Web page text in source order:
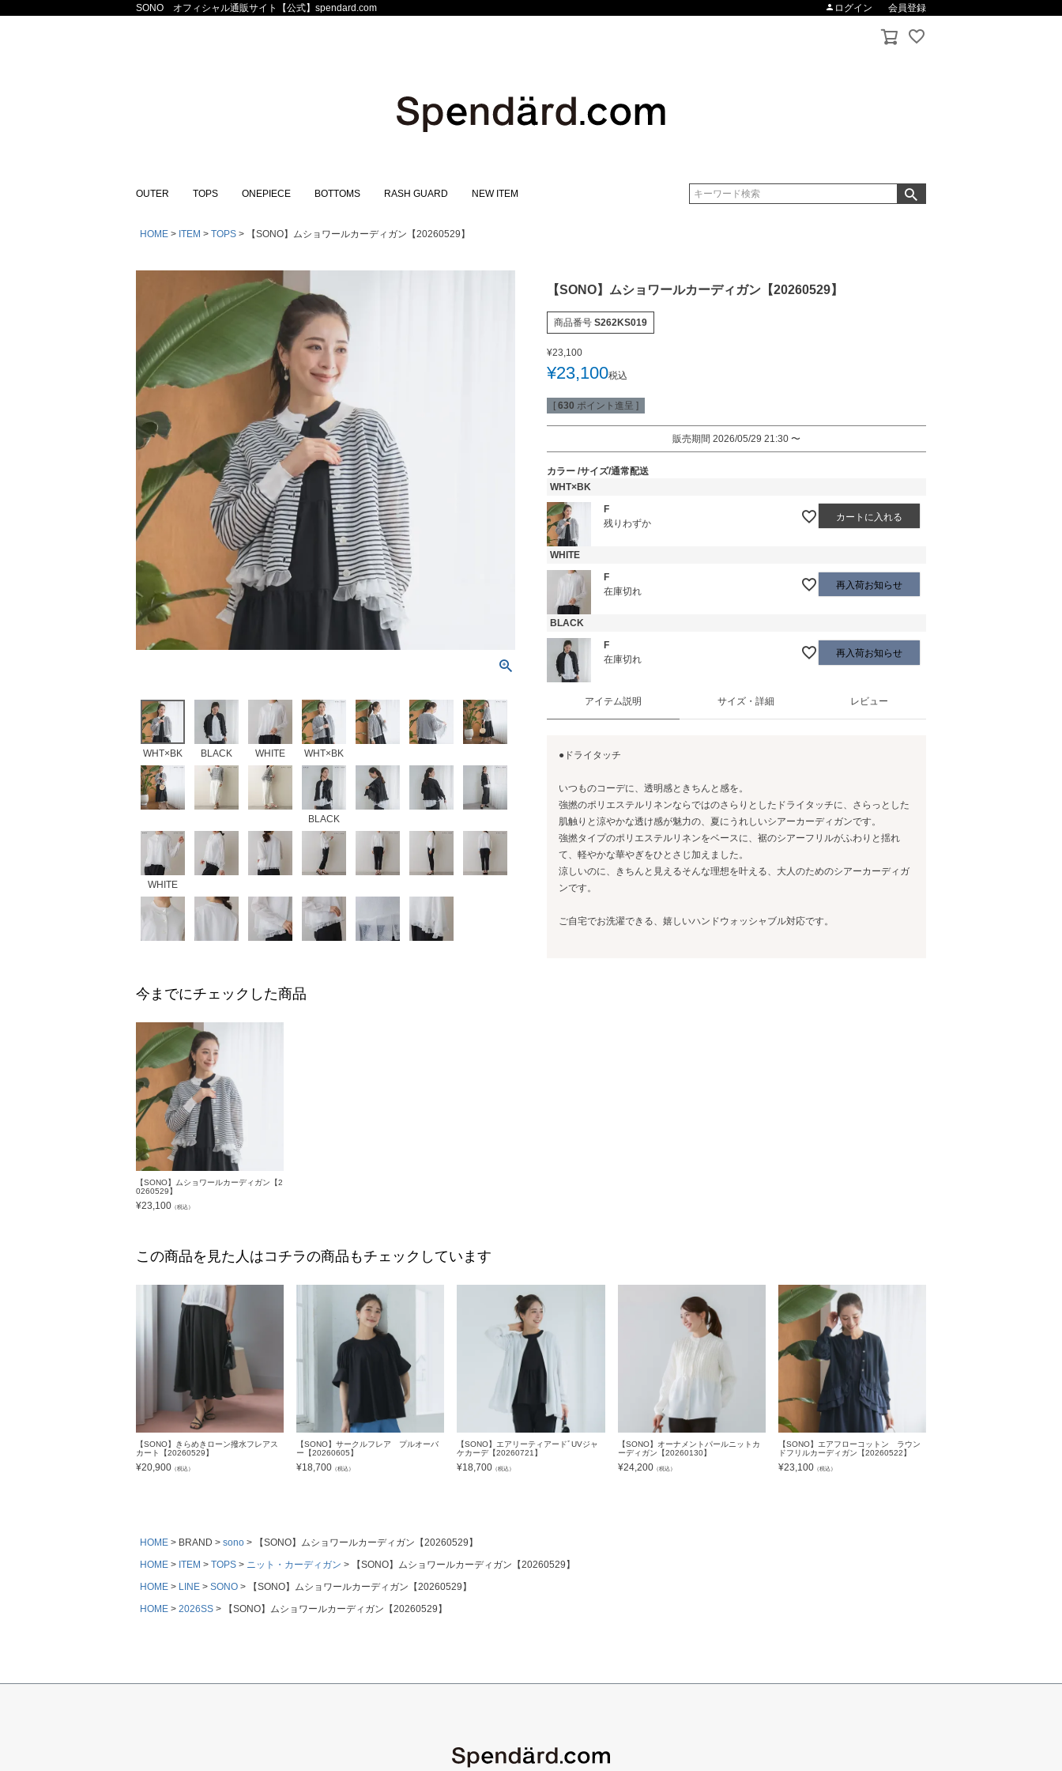
SONO オフィシャル通販サイト【公式】spendard.com ログイン 会員登録
OUTER TOPS ONEPIECE BOTTOMS RASH GUARD NEW ITEM
検索
HOME ITEM TOPS 【SONO】ムショワールカーディガン【20260529】
WHT×BK BLACK WHITE WHT×BK
BLACK
WHITE
【SONO】ムショワールカーディガン【20260529】
商品番号 S262KS019
¥23,100
¥23,100税込
[ 630 ポイント進呈 ]
販売期間 2026/05/29 21:30 〜
カラー サイズ/通常配送
WHT×BK
F
残りわずか
カートに入れる
WHITE
F
在庫切れ
再入荷お知らせ
BLACK
F
在庫切れ
再入荷お知らせ
アイテム説明 サイズ・詳細 レビュー
●ドライタッチ
いつものコーデに、透明感ときちんと感を。
強撚のポリエステルリネンならではのさらりとしたドライタッチに、さらっとした
肌触りと涼やかな透け感が魅力の、夏にうれしいシアーカーディガンです。
強撚タイプのポリエステルリネンをベースに、裾のシアーフリルがふわりと揺れ
て、軽やかな華やぎをひとさじ加えました。
涼しいのに、きちんと見えるそんな理想を叶える、大人のためのシアーカーディガ
ンです。
ご自宅でお洗濯できる、嬉しいハンドウォッシャブル対応です。
今までにチェックした商品
【SONO】ムショワールカーディガン【2
0260529】
¥23,100 （税込）
この商品を見た人はコチラの商品もチェックしています
【SONO】きらめきローン撥水フレアス
カート【20260529】
¥20,900 （税込）
【SONO】サークルフレア プルオーバ
ー【20260605】
¥18,700 （税込）
【SONO】エアリーティアードﾞUVジャ
ケカーデ【20260721】
¥18,700 （税込）
【SONO】オーナメントパールニットカ
ーディガン【20260130】
¥24,200（税込）
【SONO】エアフローコットン ラウン
ドフリルカーディガン【20260522】
¥23,100（税込）
HOME BRAND sono
【SONO】ムショワールカーディガン【20260529】
HOME
ITEM TOPS ニット・カーディガン
【SONO】ムショワールカーディガン【20260529】
HOME
LINE SONO
【SONO】ムショワールカーディガン【20260529】
HOME
2026SS 【SONO】ムショワールカーディガン【20260529】